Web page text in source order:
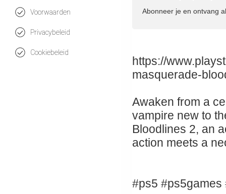
Voorwaarden
Privacybeleid
Cookiebeleid
Abonneer je en ontvang
https://
masquerade-
Awaken from a
vampire new to
Bloodlines 2, an
action meets a
#ps5